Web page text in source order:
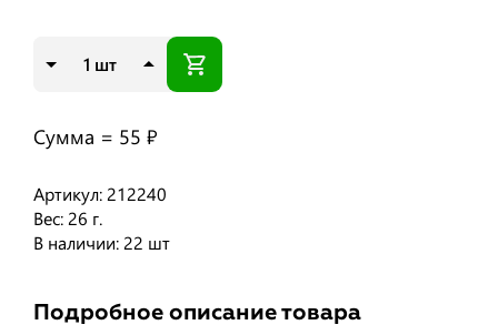
Артикул: 212240
Вес: 26 г.
В наличии: 22 шт
шт
Сумма = 55 ₽
Подробное описание товара